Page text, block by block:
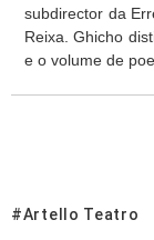
subdirector da
Reixa. Ghicho
e o volume de
Artello Teatro